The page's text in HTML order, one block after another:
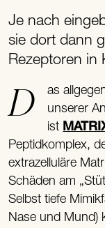
Je nach
sie dort dann
Rezeptoren in
Das allgegenwärtigste Beispiel für ein Peptid in
unserer
ist
Peptidkomplex,
extrazelluläre
Schäden am
Selbst tiefe
Nase und Mund)